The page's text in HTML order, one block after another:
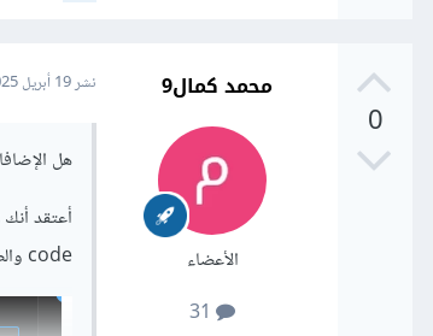
0
محمد كمال9
الأعضاء
نشر19 أبريل 2025
هل
code والضغط على install